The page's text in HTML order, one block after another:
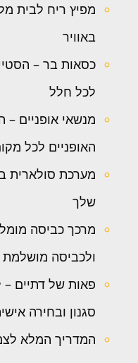
מפיץ ריח לבית
באוויר
כסאות בר –
לכל חלל
מנשאי אופניים
האופניים לכל
מערכת סולארית
שלך
מרכך כביסה
ולכביסה מושלמת
פאות של דתיים –
סגנון ובחירה
המדריך המלא